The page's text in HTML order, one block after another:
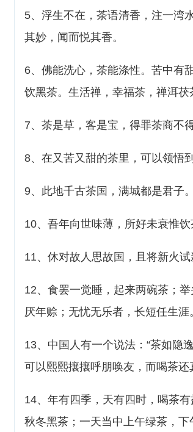
5、浮生不在，茶语清香，注一湾
其妙，闻而悦其香。
6、佛能洗心，茶能涤性。苦中有
饮黑茶。生活禅，幸福茶，禅洱茯
7、茶是草，客是宝，得罪茶商不得
8、在又苦又甜的茶里，可以领悟
9、此地千古茶国，满城都是君子
10、吾年向世味薄，所好未衰惟饮
11、休对故人思故国，且将新火试
12、食罢一觉睡，起来两碗茶；
厌年赊；无忧无乐者，长短任生涯
13、中国人有一个说法：“茶如隐
可以熙熙攘攘呼朋唤友，而喝茶还
14、年有四季，天有四时，喝茶
秋冬黑茶；一天当中上午绿茶，